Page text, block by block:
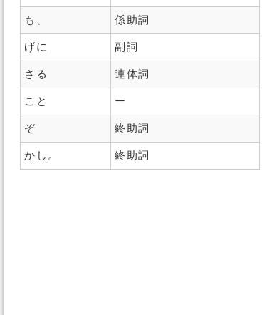
も、 係助詞
げに 副詞
さる 連体詞
こと ー
ぞ 終助詞
かし。 終助詞